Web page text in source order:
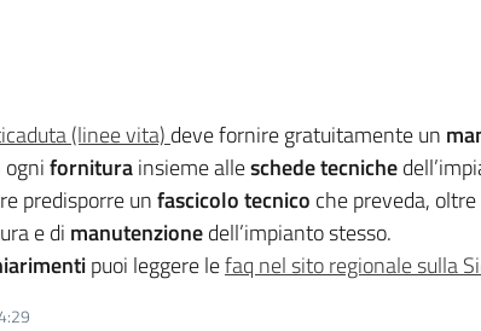
(linee vita) deve fornire gratuitamente un
ogniforniturainsieme alleschede tecniche
predisporre unfascicolo tecnico che preveda,
e di manutenzionedell’impianto stesso.
puoi leggere lefaq nel sito regionale sulla